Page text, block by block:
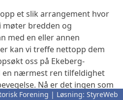
et slik arrangement hvor
møter bredden og
med en eller annen
kan vi treffe nettopp dem
oss på Ekeberg-
en nærmest ren tilfeldighet
Nå er det ingen som
men bredden våre 142
Forening | Løsning: StyreWeb